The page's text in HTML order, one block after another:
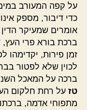
על קפה המעורב
כדי דיבור, מספק
אומרים שמעיקר
ברכת בורא פרי העץ,
זמן פירות, יקדימהו
לכוין שלא לפטור
ברכה על המאכל
טז על רחת חלקום
מתפוחי אדמה,